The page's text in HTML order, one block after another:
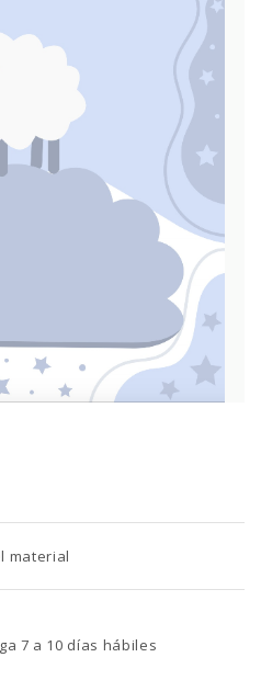
material
7 a 10 días hábiles